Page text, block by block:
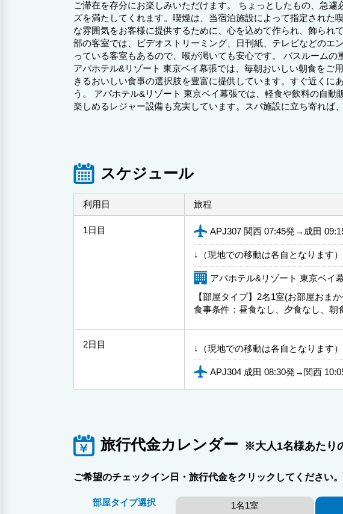
ご滞在を存分にお楽しみいただけます。 ちょっとしたもの、急
ズを満たしてくれます。喫煙は、当宿泊施設によって指定され
な雰囲気をお客様に提供するために、心を込めて作られ、飾ら
部の客室では、ビデオストリーミング、日刊紙、テレビなどの
っている客室もあるので、喉が渇いても安心です。 バスルーム
アパホテル&リゾート 東京ベイ幕張では、毎朝おいしい朝食をご
きるおいしい食事の選択肢を豊富に提供しています。すぐ近くに
う。 アパホテル&リゾート 東京ベイ幕張では、軽食や飲料の自
楽しめるレジャー設備も充実しています。スパ施設に立ち寄れば
スケジュール
利用日 旅程
1日目 APJ307 関西 07:45発→成田
↓（現地での移動は各自となります）
アパホテル&リゾート 東京ベイ
【部屋タイプ】2名1室(お部屋おま
食事条件：昼食なし、夕食なし、朝
2日目 ↓（現地での移動は各自となります）
APJ304 成田 08:30発→関西
旅行代金カレンダー ※大人1名様あたり
ご希望のチェックイン日・旅行代金をクリックしてください。
部屋タイプ選択 1名1室